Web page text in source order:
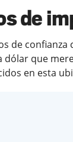
de
de confianza
que
en esta